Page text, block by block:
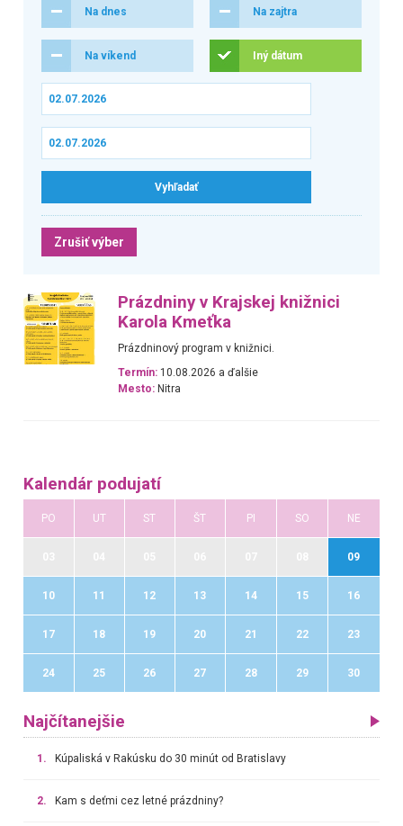
Na dnes Na zajtra
Na víkend Iný dátum
Zrušiť výber
Prázdniny v Krajskej knižnici
Karola Kmeťka
Prázdninový program v knižnici.
Termín: 10.08.2026 a ďalšie
Mesto: Nitra
Kalendár podujatí
PO UT ST ŠT PI SO NE
09
10 11 12 13 14 15 16
17 18 19 20 21 22 23
24 25 26 27 28 29 30
Najčítanejšie
1. Kúpaliská v Rakúsku do 30 minút od Bratislavy
2. Kam s deťmi cez letné prázdniny?